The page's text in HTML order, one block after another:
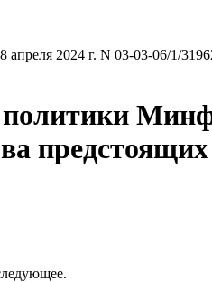
2024 г. N 03-03-06/1/